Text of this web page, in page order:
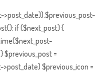
if ($next_post) {
$previous_post =
$previous_icon =